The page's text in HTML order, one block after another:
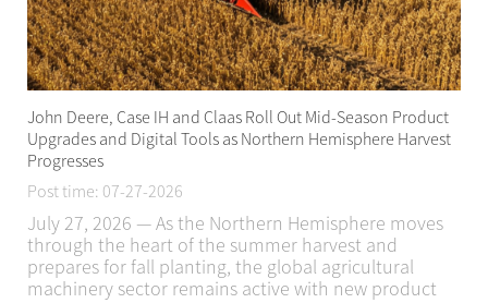
John Deere, Case IH and Claas Roll Out Mid-Season Product
Upgrades and Digital Tools as Northern Hemisphere Harvest
Progresses
Post time: 07-27-2026
July 27, 2026 — As the Northern Hemisphere moves
through the heart of the summer harvest and
prepares for fall planting, the global agricultural
machinery sector remains active with new product